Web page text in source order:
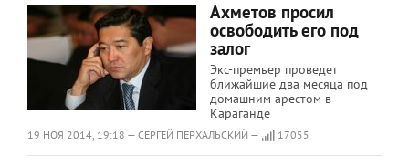
Ахметов просил
освободить его под
залог
Экс-премьер проведет
ближайшие два месяца под
домашним арестом в
Караганде
19 НОЯ 2014, 19:18 — СЕРГЕЙ ПЕРХАЛЬСКИЙ — 17055